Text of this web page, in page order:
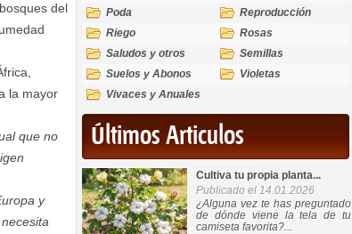
del
la mayor
que no
y
Poda
Reproducción
Riego
Rosas
Saludos y otros
temas
Semillas
Suelos y Abonos
Violetas
Vivaces y Anuales
Últimos Articulos
Cultiva tu propia planta...
Publicado el 14.01.2026
¿Alguna vez te has preguntado
de dónde viene la tela de tu
camiseta favorita?...